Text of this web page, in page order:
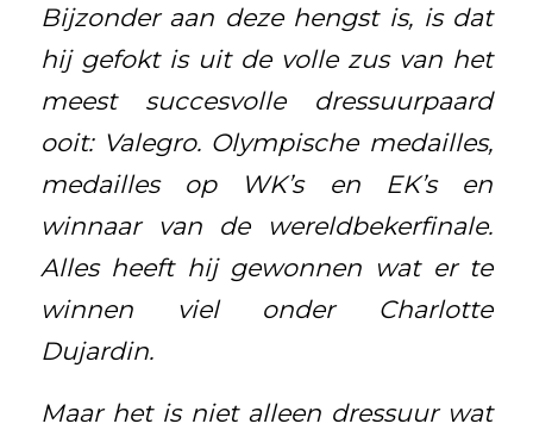
Bijzonder aan deze hengst is, is dat
hij gefokt is uit de volle zus van het
meest succesvolle dressuurpaard
ooit: Valegro. Olympische medailles,
medailles op WK’s en EK’s en
winnaar van de wereldbekerfinale.
Alles heeft hij gewonnen wat er te
winnen viel onder Charlotte
Dujardin.
Maar het is niet alleen dressuur wat